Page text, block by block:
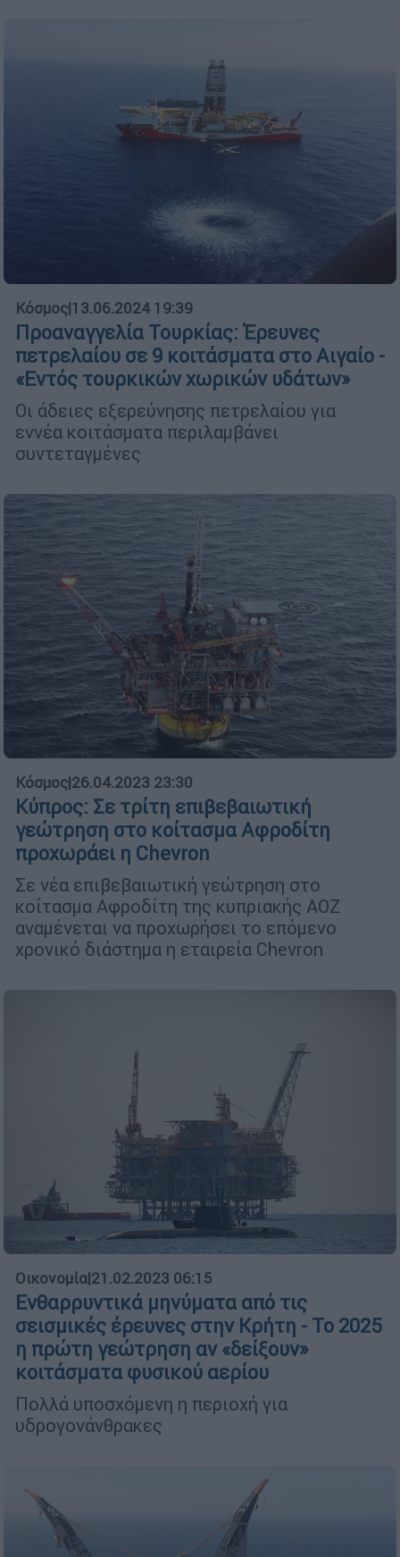
Κόσμος|13.06.2024 19:39
Προαναγγελία Τουρκίας: Έρευνες
πετρελαίου σε 9 κοιτάσματα στο Αιγαίο -
«Εντός τουρκικών χωρικών υδάτων»
Οι άδειες εξερεύνησης πετρελαίου για
εννέα κοιτάσματα περιλαμβάνει
συντεταγμένες
Κόσμος|26.04.2023 23:30
Κύπρος: Σε τρίτη επιβεβαιωτική
γεώτρηση στο κοίτασμα Αφροδίτη
προχωράει η Chevron
Σε νέα επιβεβαιωτική γεώτρηση στο
κοίτασμα Αφροδίτη της κυπριακής ΑΟΖ
αναμένεται να προχωρήσει το επόμενο
χρονικό διάστημα η εταιρεία Chevron
Οικονομία|21.02.2023 06:15
Ενθαρρυντικά μηνύματα από τις
σεισμικές έρευνες στην Κρήτη - Το 2025
η πρώτη γεώτρηση αν «δείξουν»
κοιτάσματα φυσικού αερίου
Πολλά υποσχόμενη η περιοχή για
υδρογονάνθρακες